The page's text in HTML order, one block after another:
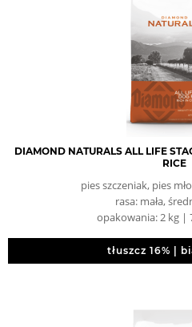
DIAMOND NATURALS ALL LIFE
RICE
pies szczeniak, pies
rasa: mała,
opakowania: 2 kg |
tłuszcz 16% |